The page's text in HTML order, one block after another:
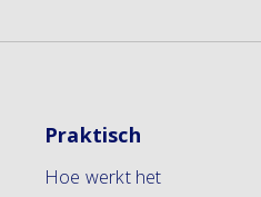
Praktisch
Hoe werkt het